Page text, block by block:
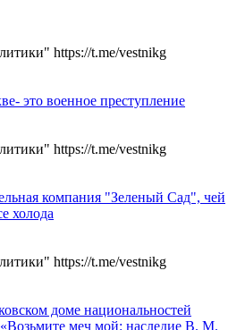
https://t.me/vestnikg
это военное преступление
https://t.me/vestnikg
компания "Зеленый Сад", чей
холода
https://t.me/vestnikg
доме национальностей
«Возьмите меч мой: наследие В. М.